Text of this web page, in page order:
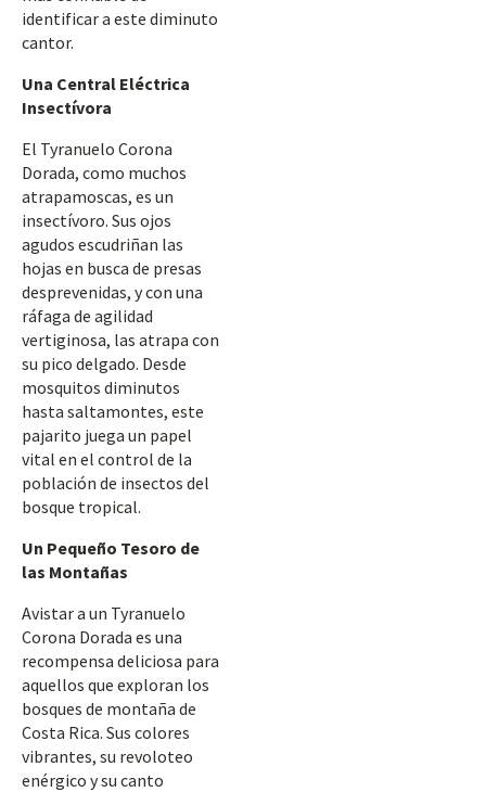
identificar a este diminuto
cantor.
Una Central Eléctrica
Insectívora
El Tyranuelo Corona
Dorada, como muchos
atrapamoscas, es un
insectívoro. Sus ojos
agudos escudriñan las
hojas en busca de presas
desprevenidas, y con una
ráfaga de agilidad
vertiginosa, las atrapa con
su pico delgado. Desde
mosquitos diminutos
hasta saltamontes, este
pajarito juega un papel
vital en el control de la
población de insectos del
bosque tropical.
Un Pequeño Tesoro de
las Montañas
Avistar a un Tyranuelo
Corona Dorada es una
recompensa deliciosa para
aquellos que exploran los
bosques de montaña de
Costa Rica. Sus colores
vibrantes, su revoloteo
enérgico y su canto